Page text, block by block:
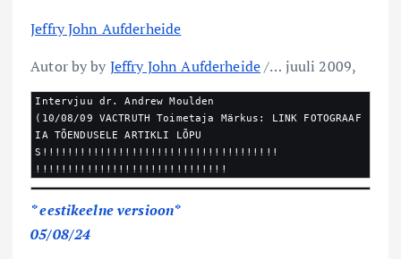
Jeffry John Aufderheide
Autor by by Jeffry John Aufderheide/… juuli 2009,
Intervjuu dr. Andrew Moulden
(10/08/09 VACTRUTH Toimetaja Märkus: LINK FOTOGRAAF
IA TÕENDUSELE ARTIKLI LÕPU
S!!!!!!!!!!!!!!!!!!!!!!!!!!!!!!!!!!!!!
!!!!!!!!!!!!!!!!!!!!!!!!!!!!!!
* eestikeelne versioon*
05/08/24